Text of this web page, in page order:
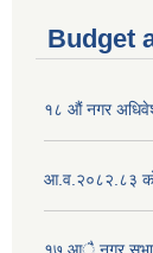
Budget
१८ औं नगर
आ.व.२०८२.८३ को